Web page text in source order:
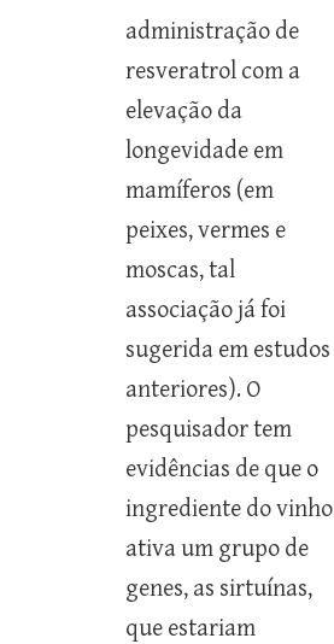
administração de
resveratrol com a
elevação da
longevidade em
mamíferos (em
peixes, vermes e
moscas, tal
associação já foi
sugerida em estudos
anteriores). O
pesquisador tem
evidências de que o
ingrediente do vinho
ativa um grupo de
genes, as sirtuínas,
que estariam